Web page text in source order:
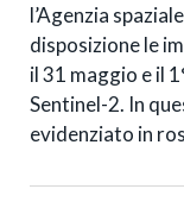
l’Agenzia
disposizione le
il 31 maggio e il
Sentinel-2. In
evidenziato in